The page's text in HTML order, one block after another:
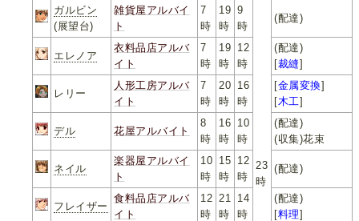
23
時
ガルビン
(展望台)
雑貨屋アルバイ
ト
7
時
19
時
9
時
(配達)
エレノア
衣料品店アルバ
イト
7
時
19
時
12
時
(配達)
[裁縫]
レリー
人形工房アルバ
イト
7
時
20
時
16
時
[金属変換]
[木工]
デル 花屋アルバイト
8
時
16
時
10
時
(配達)
(収集)花束
ネイル
楽器屋アルバイ
ト
10
時
15
時
12
時
(配達)
フレイザー
食料品店アルバ
イト
12
時
21
時
14
時
(配達)
[料理]